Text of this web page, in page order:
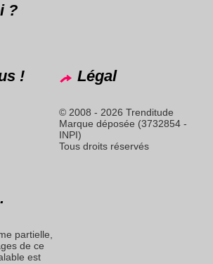
?
! Légal
© 2008 - 2026 Trenditude
Marque déposée (3732854 -
INPI)
Tous droits réservés
partielle,
de ce
est